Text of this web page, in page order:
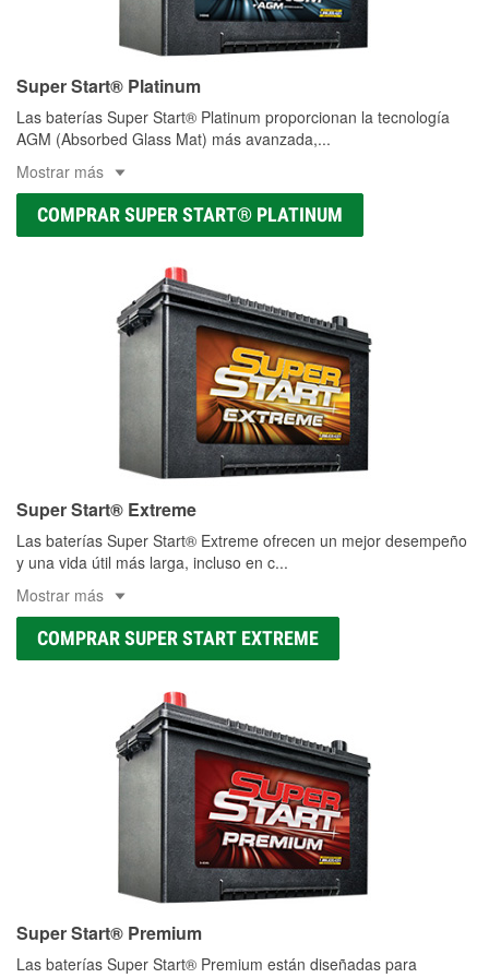
Super Start® Platinum
Las baterías Super Start® Platinum proporcionan la tecnología
AGM (Absorbed Glass Mat) más avanzada,...
Mostrar más
COMPRAR SUPER START® PLATINUM
Super Start® Extreme
Las baterías Super Start® Extreme ofrecen un mejor desempeño
y una vida útil más larga, incluso en c...
Mostrar más
COMPRAR SUPER START EXTREME
Super Start® Premium
Las baterías Super Start® Premium están diseñadas para